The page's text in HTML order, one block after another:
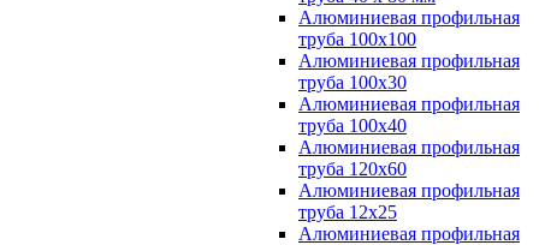
Алюминиевая профильная
труба 100х100
Алюминиевая профильная
труба 100х30
Алюминиевая профильная
труба 100х40
Алюминиевая профильная
труба 120х60
Алюминиевая профильная
труба 12x25
Алюминиевая профильная